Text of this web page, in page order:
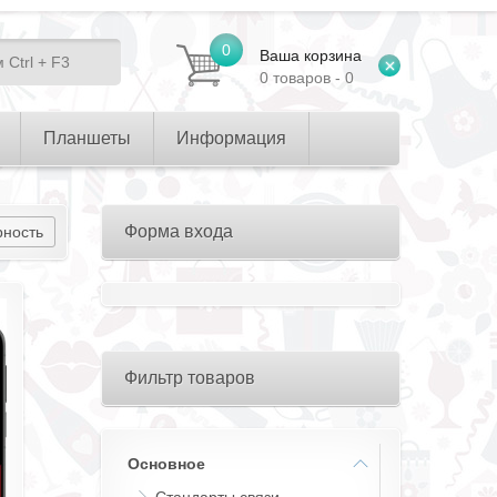
0
Ваша корзина
0 товаров - 0
Планшеты Информация
Форма входа
Фильтр товаров
Основное